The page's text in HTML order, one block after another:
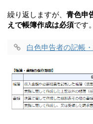
繰り返しますが、 青色申
えで帳簿作成は必須です。
白色申告者の記帳